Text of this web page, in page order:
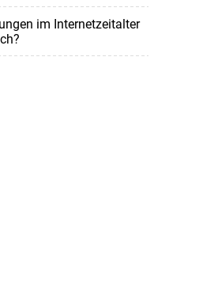
im Internetzeitalter